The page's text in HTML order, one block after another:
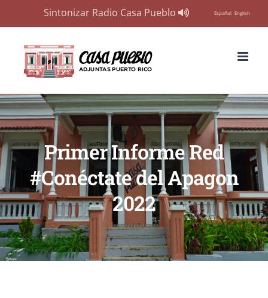
Sintonizar Radio Casa Pueblo Español English
content
Primer Informe Red
#Conéctate del Apagon
2022